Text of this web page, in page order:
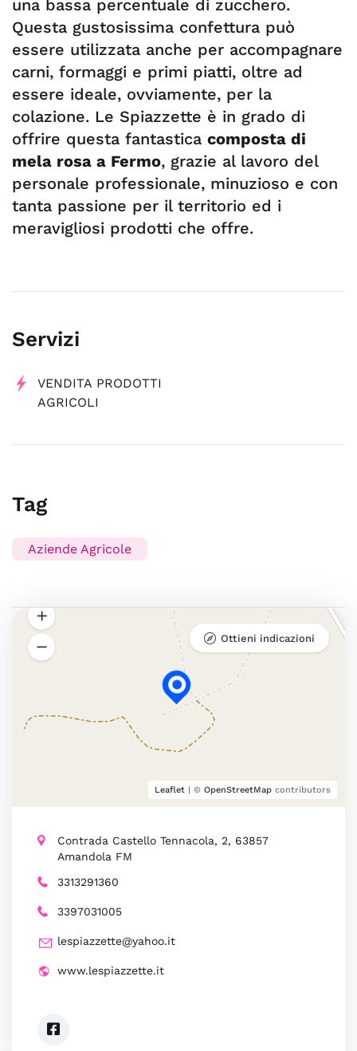
una bassa percentuale di zucchero.
Questa gustosissima confettura può
essere utilizzata anche per accompagnare
carni, formaggi e primi piatti, oltre ad
essere ideale, ovviamente, per la
colazione. Le Spiazzette è in grado di
offrire questa fantastica composta di
mela rosa a Fermo, grazie al lavoro del
personale professionale, minuzioso e con
tanta passione per il territorio ed i
meravigliosi prodotti che offre.
Servizi
VENDITA PRODOTTI
AGRICOLI
Tag
Aziende Agricole
Leaflet | © OpenStreetMap contributors
Ottieni indicazioni
Contrada Castello Tennacola, 2, 63857
Amandola FM
3313291360
3397031005
lespiazzette@yahoo.it
www.lespiazzette.it